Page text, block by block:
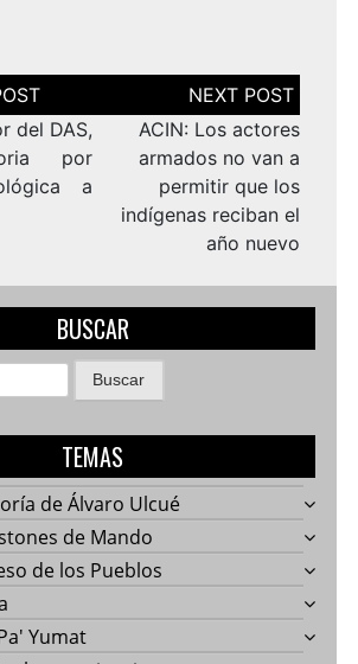
del DAS,
por
a
ACIN: Los actores
armados no van a
permitir que los
indígenas reciban el
año nuevo
BUSCAR
TEMAS
de Álvaro Ulcué
de Mando
de los Pueblos
Yumat